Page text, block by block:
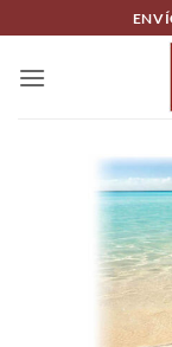
to
content